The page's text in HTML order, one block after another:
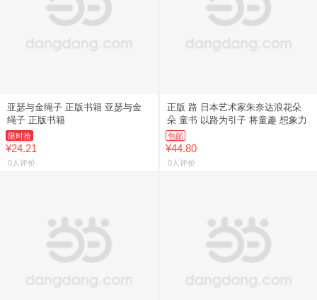
亚瑟与金绳子 正版书籍 亚瑟与金
绳子 正版书籍
限时抢
¥24.21
0人评价
正版 路 日本艺术家朱奈达浪花朵
朵 童书 以路为引子 将童趣 想象力
包邮
¥44.80
0人评价